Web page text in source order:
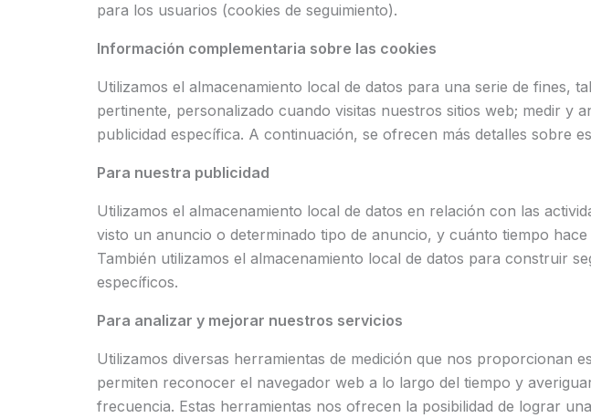
para los usuarios (cookies de seguimiento).
Información complementaria sobre las cookies
Utilizamos el almacenamiento local de datos para una serie de fines,
pertinente, personalizado cuando visitas nuestros sitios web; medir y
publicidad específica. A continuación, se ofrecen más detalles sobre
Para nuestra publicidad
Utilizamos el almacenamiento local de datos en relación con las
visto un anuncio o determinado tipo de anuncio, y cuánto tiempo hace
También utilizamos el almacenamiento local de datos para construir
específicos.
Para analizar y mejorar nuestros servicios
Utilizamos diversas herramientas de medición que nos proporcionan
permiten reconocer el navegador web a lo largo del tiempo y
frecuencia. Estas herramientas nos ofrecen la posibilidad de lograr